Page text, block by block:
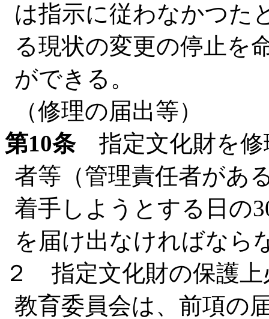
は指示に従わなかつた
る現状の変更の停止を
ができる。
（修理の届出等）
第10条指定文化財を修
者等（管理責任者があ
着手しようとする日の
を届け出なければなら
２ 指定文化財の保護
教育委員会は、前項の